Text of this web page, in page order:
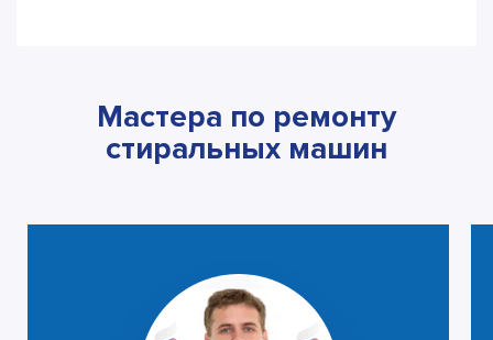
Мастера по ремонту
стиральных машин